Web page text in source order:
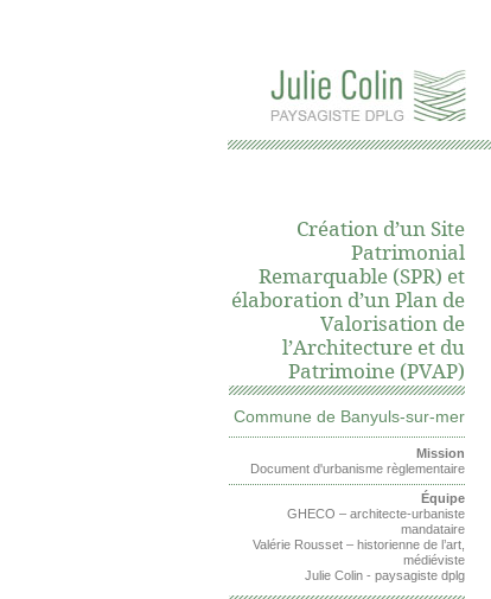
Création d’un Site
Patrimonial
Remarquable (SPR) et
élaboration d’un Plan de
Valorisation de
l’Architecture et du
Patrimoine (PVAP)
Commune de Banyuls-sur-mer
Mission
Document d'urbanisme règlementaire
Équipe
GHECO – architecte-urbaniste
mandataire
Valérie Rousset – historienne de l’art,
médiéviste
Julie Colin - paysagiste dplg